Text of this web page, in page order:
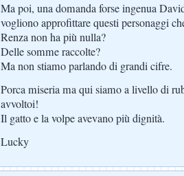
Ma poi, una domanda forse ingenua
vogliono approfittare questi personaggi
Renza non ha più nulla?
Delle somme raccolte?
Ma non stiamo parlando di grandi cifre.
Porca miseria ma qui siamo a livello di
avvoltoi!
Il gatto e la volpe avevano più dignità.
Lucky